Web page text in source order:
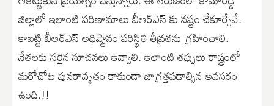
జిల్లాలో ఇలాంటి పరిణామాలు బీఆర్ఎస్ కు నష్టం చేకూర్చేవే.
కాబట్టి బీఆర్ఎస్ అధిష్టానం పరిస్థితి తీవ్రతను గ్రహించాలి.
నేతలకు సరైన సూచనలు ఇవ్వాలి. ఇలాంటి తప్పులు రాష్ట్రంలో
మరోచోట పునరావృతం కాకుండా జాగ్రత్తపడాల్సిన అవసరం
ఉంది.!!